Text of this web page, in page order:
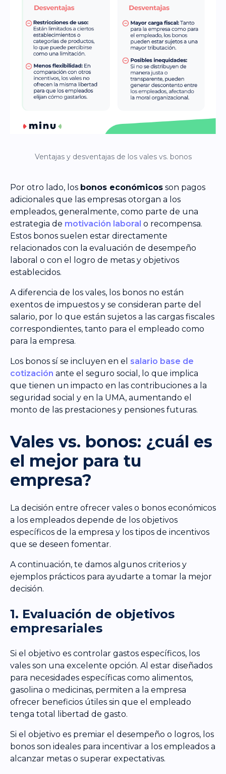
Ventajas y desventajas de los vales vs. bonos
Por otro lado, los bonos económicos son pagos
adicionales que las empresas otorgan a los
empleados, generalmente, como parte de una
estrategia de motivación laboral o recompensa.
Estos bonos suelen estar directamente
relacionados con la evaluación de desempeño
laboral o con el logro de metas y objetivos
establecidos.
A diferencia de los vales, los bonos no están
exentos de impuestos y se consideran parte del
salario, por lo que están sujetos a las cargas fiscales
correspondientes, tanto para el empleado como
para la empresa.
Los bonos sí se incluyen en el salario base de
cotización ante el seguro social, lo que implica
que tienen un impacto en las contribuciones a la
seguridad social y en la UMA, aumentando el
monto de las prestaciones y pensiones futuras.
Vales vs. bonos: ¿cuál es
el mejor para tu
empresa?
La decisión entre ofrecer vales o bonos económicos
a los empleados depende de los objetivos
específicos de la empresa y los tipos de incentivos
que se deseen fomentar.
A continuación, te damos algunos criterios y
ejemplos prácticos para ayudarte a tomar la mejor
decisión.
1. Evaluación de objetivos
empresariales
Si el objetivo es controlar gastos específicos, los
vales son una excelente opción. Al estar diseñados
para necesidades específicas como alimentos,
gasolina o medicinas, permiten a la empresa
ofrecer beneficios útiles sin que el empleado
tenga total libertad de gasto.
Si el objetivo es premiar el desempeño o logros, los
bonos son ideales para incentivar a los empleados a
alcanzar metas o superar expectativas.